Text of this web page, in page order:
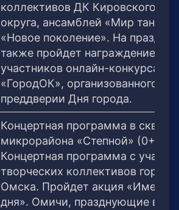
коллективов ДК Кировского
округа, ансамблей «Мир танца»
«Новое поколение». На
также пройдет награждение 26
участников онлайн-конкурса
«ГородОК», организованного в
преддверии Дня города.
Концертная программа в сквере
микрорайона «Степной» (0+)
Концертная программа с
творческих коллективов города
Омска. Пройдет акция
дня». Омичи, празднующие в